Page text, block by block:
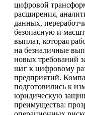
цифровой
расширения,
данных,
безопасную и
выплат, которая
на безналичные
новых требований
шаг к цифровому
предприятий.
подготовились к
юридическую
преимущества: